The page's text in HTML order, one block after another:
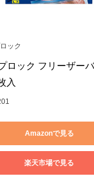
ック
ロック フリーザー
入
Amazonで見る
楽天市場で見る